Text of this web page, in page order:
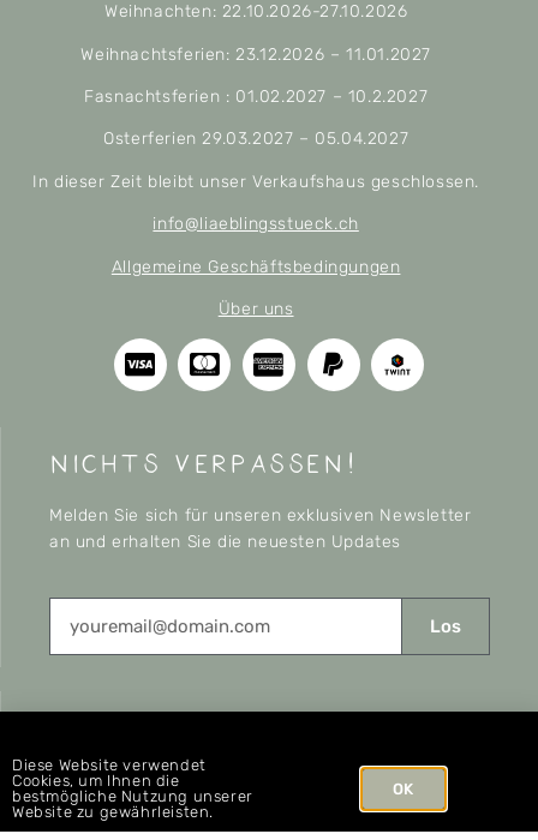
Weihnachten: 22.10.2026-27.10.2026
Weihnachtsferien: 23.12.2026 – 11.01.2027
Fasnachtsferien : 01.02.2027 – 10.2.2027
Osterferien 29.03.2027 – 05.04.2027
In dieser Zeit bleibt unser Verkaufshaus geschlossen.
info@liaeblingsstueck.ch
Allgemeine Geschäftsbedingungen
Über uns
nichts verpassen!
Melden Sie sich für unseren exklusiven Newsletter
an und erhalten Sie die neuesten Updates
Los
CONNECT
Diese Website verwendet
Cookies, um Ihnen die
bestmögliche Nutzung unserer
Website zu gewährleisten.
OK